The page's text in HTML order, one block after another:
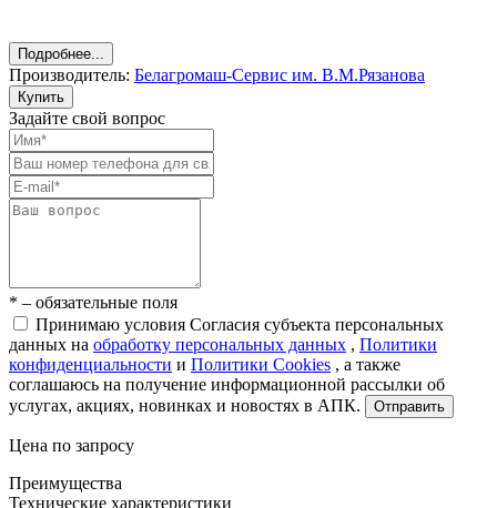
Подробнее...
Производитель: Белагромаш-Сервис им. В.М.Рязанова
Купить
Задайте свой вопрос
* – обязательные поля
Принимаю условия Согласия субъекта персональных
данных на обработку персональных данных , Политики
конфиденциальности и Политики Cookies , а также
соглашаюсь на получение информационной рассылки об
услугах, акциях, новинках и новостях в АПК.
Отправить
Цена по запросу
Преимущества
Технические характеристики